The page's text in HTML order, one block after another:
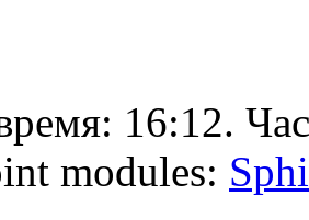
16:12.
modules: